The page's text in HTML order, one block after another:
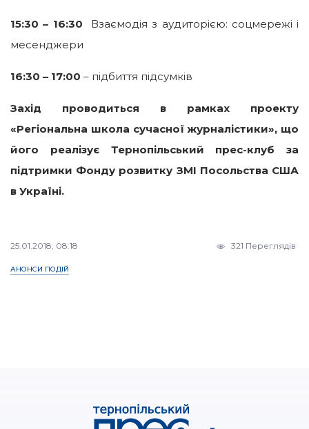
15:30 – 16:30 Взаємодія з аудиторією: соцмережі і
месенджери
16:30 – 17:00 – підбиття підсумків
Захід проводиться в рамках проекту
«Регіональна школа сучасної журналістики», що
його реалізує Тернопільський прес-клуб за
підтримки Фонду розвитку ЗМІ Посольства США
в Україні.
25.01.2018, 08:18 321 Переглядів
АНОНСИ ПОДІЙ